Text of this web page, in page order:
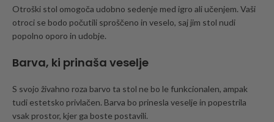
Otroški stol omogoča udobno sedenje med igro ali učenjem. Vaši
otroci se bodo počutili sproščeno in veselo, saj jim stol nudi
popolno oporo in udobje.
Barva, ki prinaša veselje
S svojo živahno roza barvo ta stol ne bo le funkcionalen, ampak
tudi estetsko privlačen. Barva bo prinesla veselje in popestrila
vsak prostor, kjer ga boste postavili.